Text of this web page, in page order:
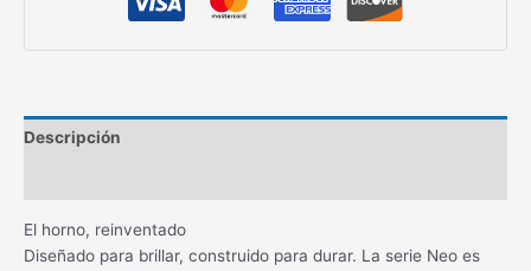
Descripción
El horno, reinventado
Diseñado para brillar, construido para durar. La serie Neo es